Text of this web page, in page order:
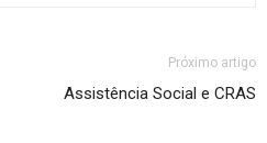
Próximo artigo
Assistência Social e CRAS